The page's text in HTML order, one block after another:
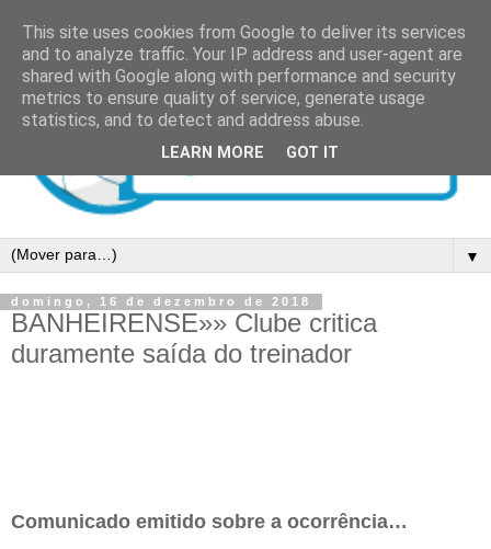
▼
domingo, 16 de dezembro de 2018
BANHEIRENSE»» Clube critica
duramente saída do treinador
Comunicado emitido sobre a ocorrência…
This site uses cookies from Google to deliver its services
and to analyze traffic. Your IP address and user-agent are
shared with Google along with performance and security
metrics to ensure quality of service, generate usage
statistics, and to detect and address abuse.
LEARN MORE GOT IT